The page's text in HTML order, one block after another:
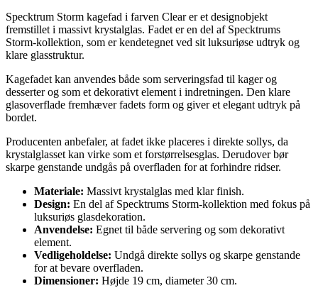
Specktrum Storm kagefad i farven Clear er et designobjekt
fremstillet i massivt krystalglas. Fadet er en del af Specktrums
Storm-kollektion, som er kendetegnet ved sit luksuriøse udtryk og
klare glasstruktur.
Kagefadet kan anvendes både som serveringsfad til kager og
desserter og som et dekorativt element i indretningen. Den klare
glasoverflade fremhæver fadets form og giver et elegant udtryk på
bordet.
Producenten anbefaler, at fadet ikke placeres i direkte sollys, da
krystalglasset kan virke som et forstørrelsesglas. Derudover bør
skarpe genstande undgås på overfladen for at forhindre ridser.
Materiale: Massivt krystalglas med klar finish.
Design: En del af Specktrums Storm-kollektion med fokus på
luksuriøs glasdekoration.
Anvendelse: Egnet til både servering og som dekorativt
element.
Vedligeholdelse: Undgå direkte sollys og skarpe genstande
for at bevare overfladen.
Dimensioner: Højde 19 cm, diameter 30 cm.